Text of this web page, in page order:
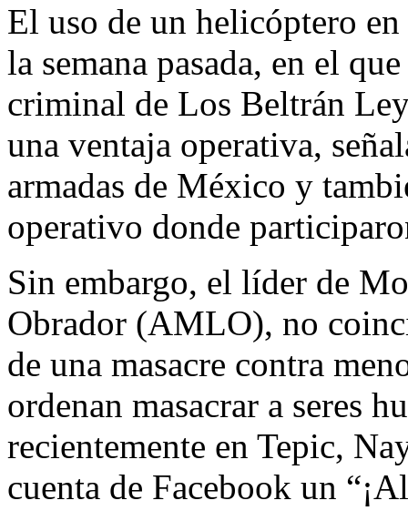
El uso de un helicóptero
la semana pasada, en el
criminal de Los Beltrán
una ventaja operativa,
armadas de México y
operativo donde
Sin embargo, el líder de
Obrador (AMLO), no
de una masacre contra
ordenan masacrar a seres
recientemente en Tepic,
cuenta de Facebook un